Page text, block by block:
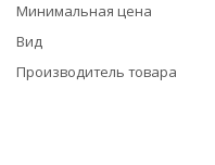
Минимальная цена
Вид
Производитель товара